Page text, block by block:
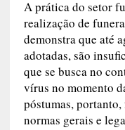
A prática do setor
realização de
demonstra que até
adotadas, são
que se busca no
vírus no momento
póstumas, portanto,
normas gerais e